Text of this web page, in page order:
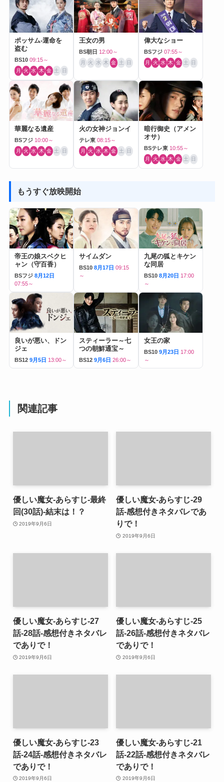
ポッサム-運命を
盗む
BS10 09:15～
月 火 水 木 金 土 日
王女の男
BS朝日 12:00～
月 火 水 木 金 土 日
偉大なショー
BSフジ 07:55～
月 火 水 木 金 土 日
華麗なる遺産
BSフジ 10:00～
月 火 水 木 金 土 日
火の女神ジョンイ
テレ東 08:15～
月 火 水 木 金 土 日
暗行御史（アメン
オサ）
BSテレ東 10:55～
月 火 水 木 金 土 日
もうすぐ放映開始
帝王の娘スベクヒ
ャン（守百香）
BSフジ 8月12日
07:55～
サイムダン
BS10 8月17日 09:15
～
九尾の狐とキケン
な同居
BS10 8月20日 17:00
～
良いが悪い、ドン
ジェ
BS12 9月5日 13:00～
スティーラー～七
つの朝鮮通宝～
BS12 9月6日 26:00～
女王の家
BS10 9月23日 17:00
～
関連記事
優しい魔女-あらすじ-最終
回(30話)-結末は！？
2019年9月6日
優しい魔女-あらすじ-29
話-感想付きネタバレであ
りで！
2019年9月6日
優しい魔女-あらすじ-27
話-28話-感想付きネタバレ
でありで！
2019年9月6日
優しい魔女-あらすじ-25
話-26話-感想付きネタバレ
でありで！
2019年9月6日
優しい魔女-あらすじ-23
話-24話-感想付きネタバレ
でありで！
2019年9月6日
優しい魔女-あらすじ-21
話-22話-感想付きネタバレ
でありで！
2019年9月6日